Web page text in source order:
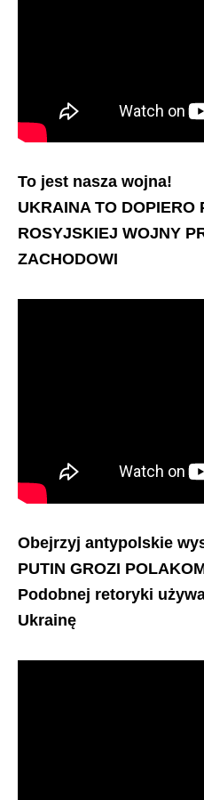
To jest nasza wojna!
UKRAINA TO DOPIERO
ROSYJSKIEJ WOJNY
ZACHODOWI
Obejrzyj antypolskie
PUTIN GROZI
Podobnej retoryki
Ukrainę